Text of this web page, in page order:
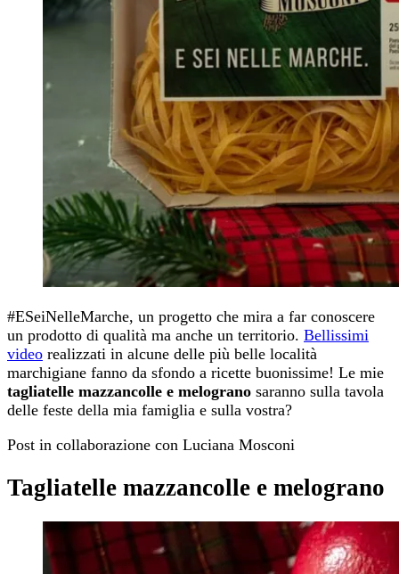
#ESeiNelleMarche, un progetto che mira a far conoscere
un prodotto di qualità ma anche un territorio. Bellissimi
video realizzati in alcune delle più belle località
marchigiane fanno da sfondo a ricette buonissime! Le mie
tagliatelle mazzancolle e melograno saranno sulla tavola
delle feste della mia famiglia e sulla vostra?
Post in collaborazione con Luciana Mosconi
Tagliatelle mazzancolle e melograno